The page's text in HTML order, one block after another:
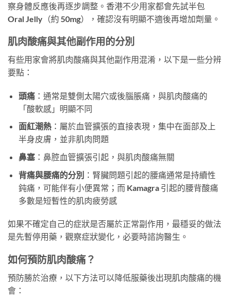
察身體反應後再逐步調整。香港不少用家都會先試半包
Oral Jelly（約 50mg），確認沒有明顯不適後再增加劑量。
肌肉酸痛與其他副作用的分別
有些用家會將肌肉酸痛與其他副作用混淆，以下是一些分辨
要點：
頭痛：通常是雙側太陽穴或後腦脹痛，與肌肉酸痛的
「酸軟感」明顯不同
面紅潮熱：屬於血管擴張的直接表現，集中在面部及上
半身皮膚，並非肌肉問題
鼻塞：鼻腔血管擴張引起，與肌肉酸痛無關
背痛與腰痛的分別 ：腎臟問題引起的腰痛通常是持續性
鈍痛，可能伴有小便異常；而 Kamagra 引起的腰背酸痛
多數是短暫性的肌肉疲勞感
如果不確定自己的症狀是否屬於正常副作用，最穩妥的做法
是先暫停用藥，觀察症狀變化，必要時諮詢醫生。
如何預防肌肉酸痛？
預防勝於治療，以下方法可以降低服藥後出現肌肉酸痛的機
會：